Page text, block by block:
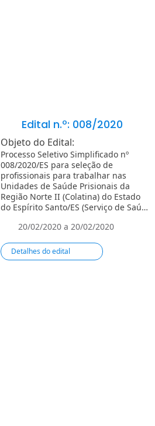
Edital n.º: 008/2020
Objeto do Edital:
Processo Seletivo Simplificado nº
008/2020/ES para seleção de
profissionais para trabalhar nas
Unidades de Saúde Prisionais da
Região Norte II (Colatina) do Estado
do Espírito Santo/ES (Serviço de Saúde
20/02/2020 a 20/02/2020
Detalhes do edital